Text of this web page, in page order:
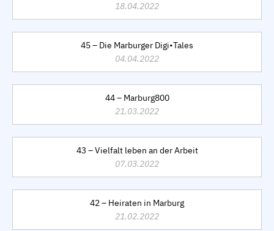
18.04.2022
45 – Die Marburger Digi•Tales
04.04.2022
44 – Marburg800
21.03.2022
43 – Vielfalt leben an der Arbeit
07.03.2022
42 – Heiraten in Marburg
21.02.2022